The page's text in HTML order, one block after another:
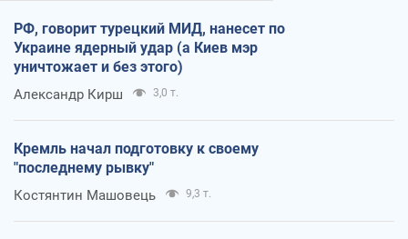
РФ, говорит турецкий МИД, нанесет по
Украине ядерный удар (а Киев мэр
уничтожает и без этого)
Александр Кирш 3,0 т.
Кремль начал подготовку к своему
"последнему рывку"
Костянтин Машовець 9,3 т.